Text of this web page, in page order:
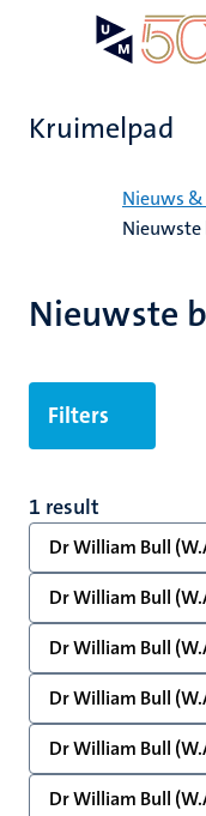
inhoud
Kruimelpad
Nieuws
Nieuwste
Filters
1 result
Dr William Bull
Dr William Bull
Dr William Bull
Dr William Bull
Dr William Bull
Dr William Bull